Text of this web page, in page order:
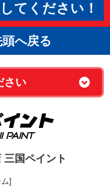
てください！
へ戻る
国ペイント
]